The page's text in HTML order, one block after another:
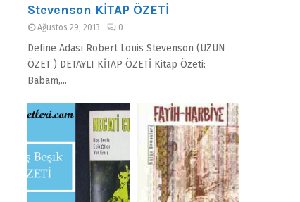
Stevenson KİTAP ÖZETİ
Ağustos 29, 2013 0
Define Adası Robert Louis Stevenson (UZUN
ÖZET ) DETAYLI KİTAP ÖZETİ Kitap Özeti:
Babam,...